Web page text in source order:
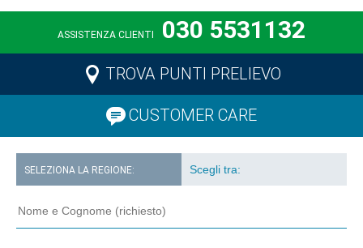
ASSISTENZA CLIENTI 030 5531132
TROVA PUNTI PRELIEVO
CUSTOMER CARE
SELEZIONA LA REGIONE: